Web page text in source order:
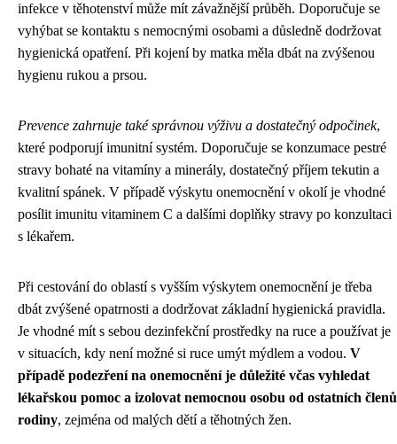
infekce v těhotenství může mít závažnější průběh. Doporučuje se
vyhýbat se kontaktu s nemocnými osobami a důsledně dodržovat
hygienická opatření. Při kojení by matka měla dbát na zvýšenou
hygienu rukou a prsou.
Prevence zahrnuje také správnou výživu a dostatečný odpočinek,
které podporují imunitní systém. Doporučuje se konzumace pestré
stravy bohaté na vitamíny a minerály, dostatečný příjem tekutin a
kvalitní spánek. V případě výskytu onemocnění v okolí je vhodné
posílit imunitu vitaminem C a dalšími doplňky stravy po konzultaci
s lékařem.
Při cestování do oblastí s vyšším výskytem onemocnění je třeba
dbát zvýšené opatrnosti a dodržovat základní hygienická pravidla.
Je vhodné mít s sebou dezinfekční prostředky na ruce a používat je
v situacích, kdy není možné si ruce umýt mýdlem a vodou. V
případě podezření na onemocnění je důležité včas vyhledat
lékařskou pomoc a izolovat nemocnou osobu od ostatních členů
rodiny, zejména od malých dětí a těhotných žen.